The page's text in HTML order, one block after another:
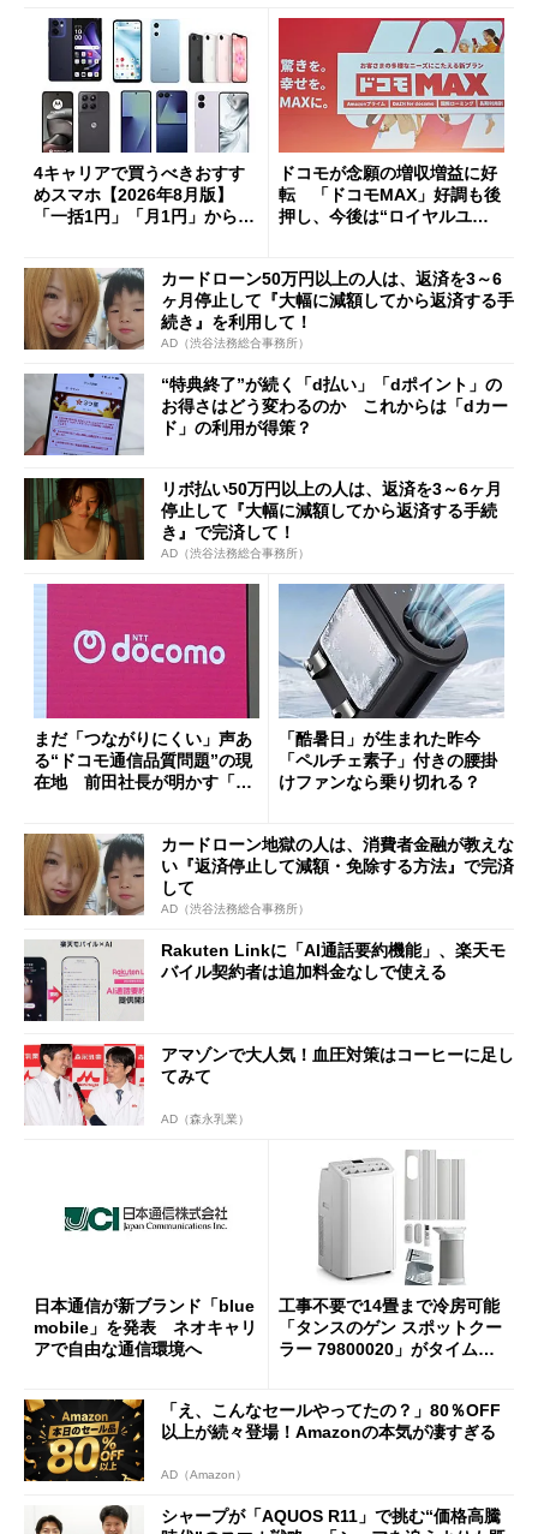
4キャリアで買うべきおすす
めスマホ【2026年8月版】
「一括1円」「月1円」からお
ドコモが念願の増収増益に好
転 「ドコモMAX」好調も後
押し、今後は“ロイヤルユー
カードローン50万円以上の人は、返済を3～6
ヶ月停止して『大幅に減額してから返済する手
続き』を利用して！
AD（渋谷法務総合事務所）
“特典終了”が続く「d払い」「dポイント」の
お得さはどう変わるのか これからは「dカー
ド」の利用が得策？
リボ払い50万円以上の人は、返済を3～6ヶ月
停止して『大幅に減額してから返済する手続
き』で完済して！
AD（渋谷法務総合事務所）
まだ「つながりにくい」声あ
る“ドコモ通信品質問題”の現
在地 前田社長が明かす「道
「酷暑日」が生まれた昨今
「ペルチェ素子」付きの腰掛
けファンなら乗り切れる？
カードローン地獄の人は、消費者金融が教えな
い『返済停止して減額・免除する方法』で完済
して
AD（渋谷法務総合事務所）
Rakuten Linkに「AI通話要約機能」、楽天モ
バイル契約者は追加料金なしで使える
アマゾンで大人気！血圧対策はコーヒーに足し
てみて
AD（森永乳業）
日本通信が新ブランド「blue
mobile」を発表 ネオキャリ
アで自由な通信環境へ
工事不要で14畳まで冷房可能
「タンスのゲン スポットクー
ラー 79800020」がタイムセ
「え、こんなセールやってたの？」80％OFF
以上が続々登場！Amazonの本気が凄すぎる
AD（Amazon）
シャープが「AQUOS R11」で挑む“価格高騰